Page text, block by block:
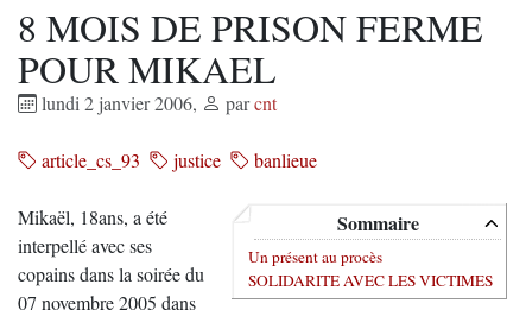
8 MOIS DE PRISON FERME
POUR MIKAEL
lundi 2 janvier 2006, parcnt
article_cs_93 justice banlieue
Sommaire
Un présent au procès
SOLIDARITE AVEC LES VICTIMES
Mikaël, 18ans, a été
interpellé avec ses
copains dans la soirée du
07 novembre 2005 dans